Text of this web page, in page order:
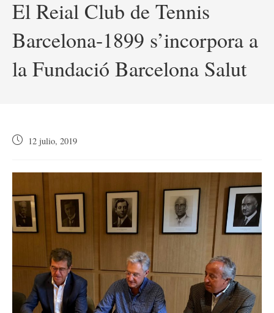
El Reial Club de Tennis
Barcelona-1899 s’incorpora a
la Fundació Barcelona Salut
Publicación
12 julio, 2019